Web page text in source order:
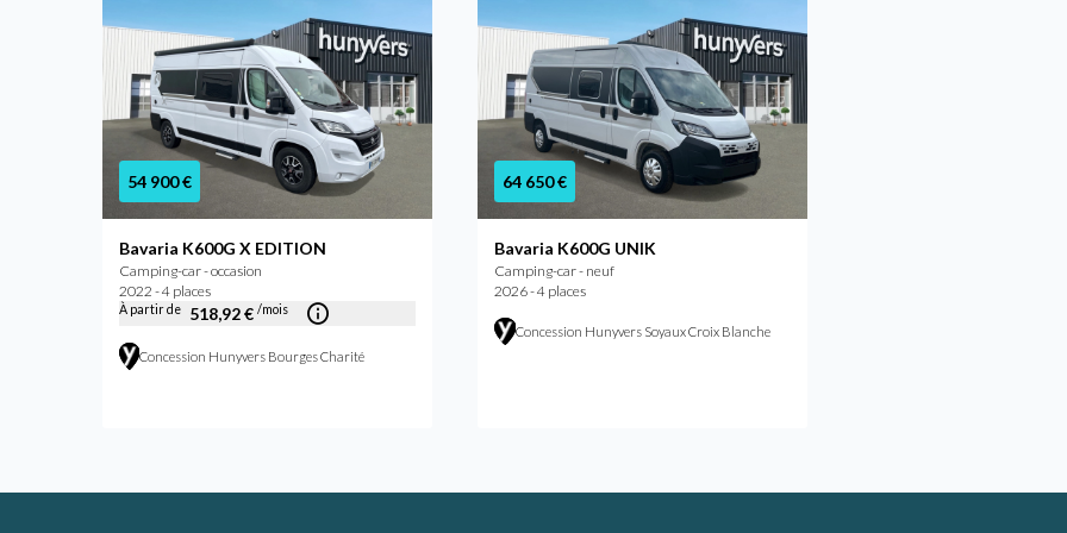
54 900 €
Bavaria K600G X EDITION
Camping-car - occasion
2022 - 4 places
À partir de 518,92 € /mois
Concession Hunyvers Bourges Charité
64 650 €
Bavaria K600G UNIK
Camping-car - neuf
2026 - 4 places
Concession Hunyvers Soyaux Croix Blanche